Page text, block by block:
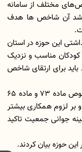
مختلف از سامانه
آن شاخص ها هدف
این حوزه در استان
مناسب و نزدیک
برای ارتقای شاخص
وی در بخش دیگری از سخنان خود درخصوص ماده ۷۳ و ماده ۶۵
بر لزوم همکاری بیشتر
جوانی جمعیت تاکید
این حوزه بیان کردند.